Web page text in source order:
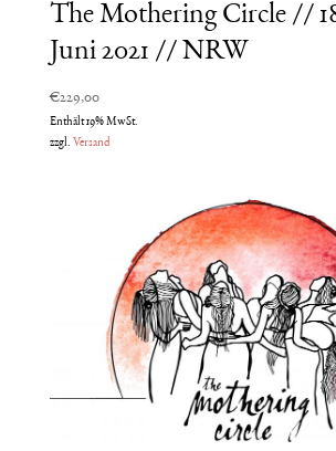
The Mothering Circle //
Juni 2021 // NRW
€229,00
Enthält 19% MwSt.
zzgl. Versand